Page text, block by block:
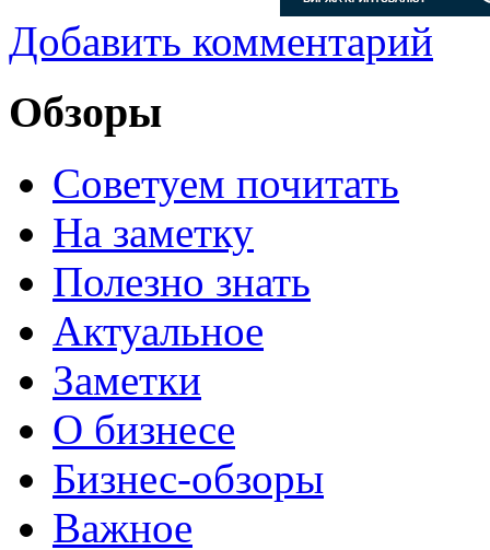
Добавить комментарий
Обзоры
Советуем почитать
На заметку
Полезно знать
Актуальное
Заметки
О бизнесе
Бизнес-обзоры
Важное